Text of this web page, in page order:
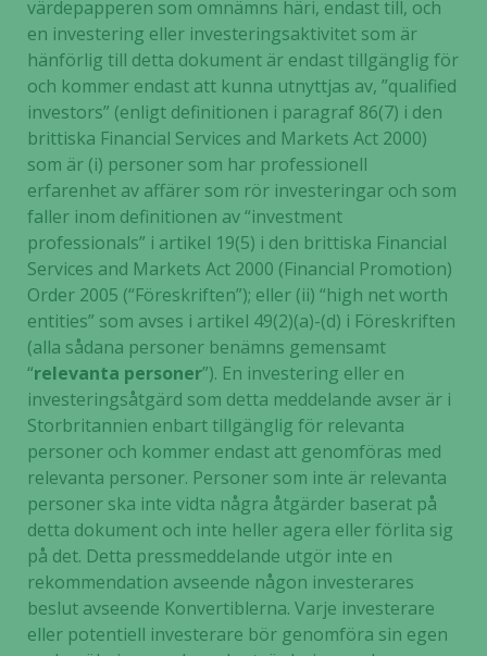
värdepapperen som omnämns häri, endast till, och
en investering eller investeringsaktivitet som är
hänförlig till detta dokument är endast tillgänglig för
och kommer endast att kunna utnyttjas av, ”qualified
investors” (enligt definitionen i paragraf 86(7) i den
brittiska Financial Services and Markets Act 2000)
som är (i) personer som har professionell
erfarenhet av affärer som rör investeringar och som
faller inom definitionen av “investment
professionals” i artikel 19(5) i den brittiska Financial
Services and Markets Act 2000 (Financial Promotion)
Order 2005 (“Föreskriften”); eller (ii) “high net worth
entities” som avses i artikel 49(2)(a)-(d) i Föreskriften
(alla sådana personer benämns gemensamt
“relevanta personer”). En investering eller en
investeringsåtgärd som detta meddelande avser är i
Storbritannien enbart tillgänglig för relevanta
personer och kommer endast att genomföras med
relevanta personer. Personer som inte är relevanta
personer ska inte vidta några åtgärder baserat på
detta dokument och inte heller agera eller förlita sig
på det. Detta pressmeddelande utgör inte en
rekommendation avseende någon investerares
beslut avseende Konvertiblerna. Varje investerare
eller potentiell investerare bör genomföra sin egen